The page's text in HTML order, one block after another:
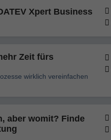
Xpert Business
Zeit fürs
wirklich vereinfachen
aber womit? Finde